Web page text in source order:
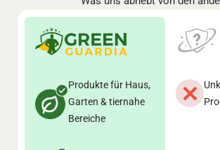
Produkte für Haus,
Garten & tiernahe
Bereiche